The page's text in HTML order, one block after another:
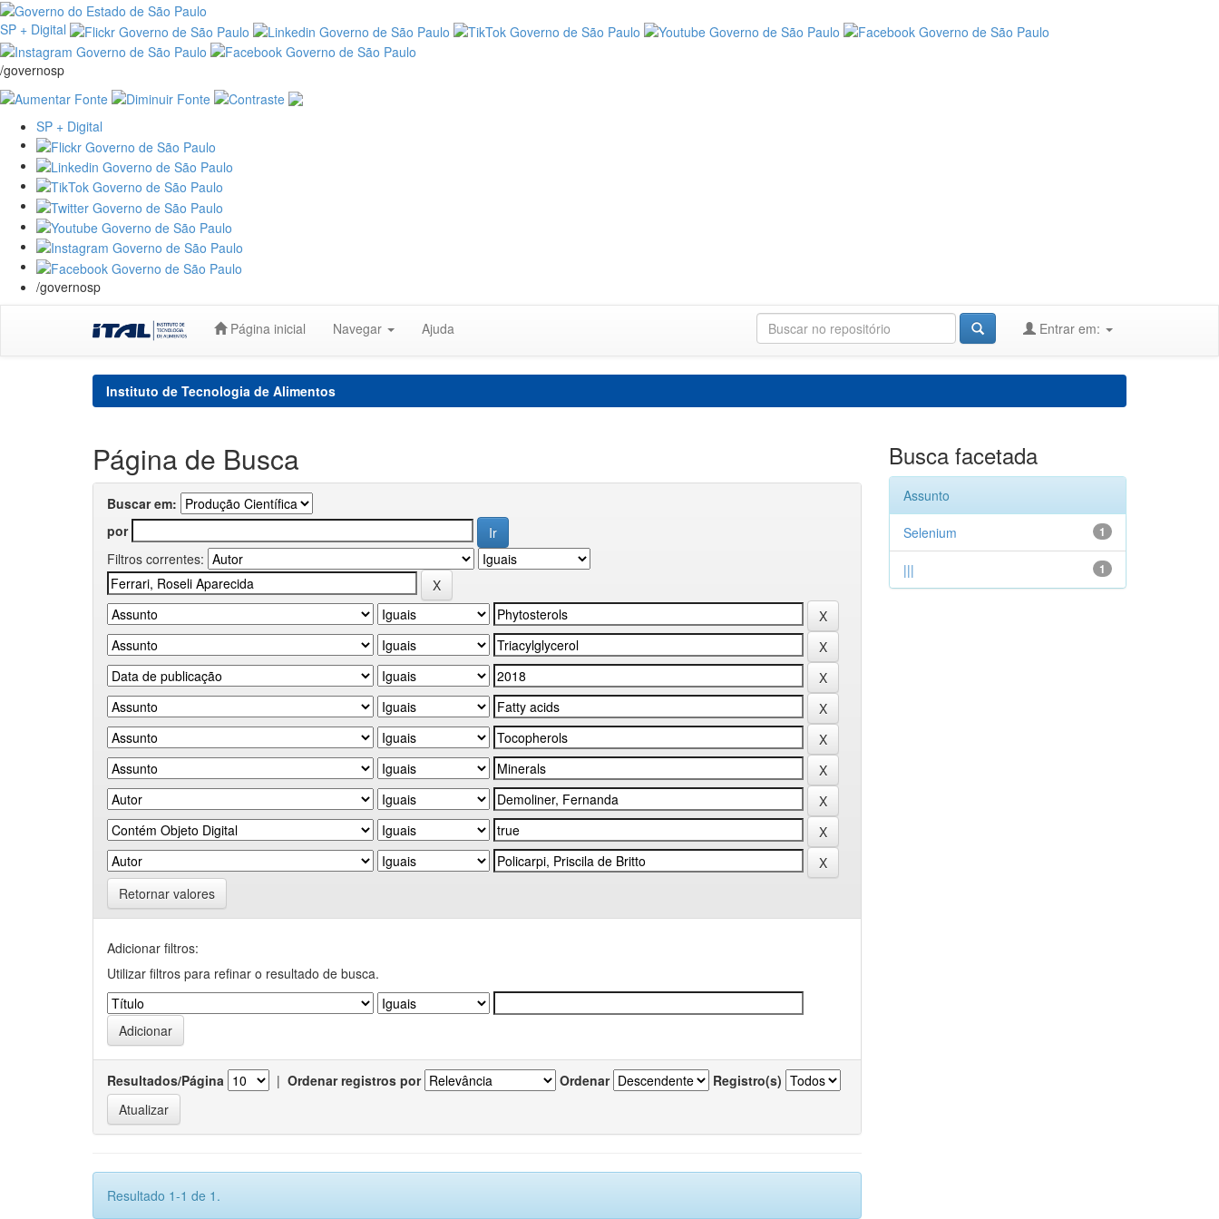
SP + Digital
/governosp
SP + Digital
/governosp
Página inicial Navegar Ajuda Entrar em:
Instituto de Tecnologia de Alimentos
Página de Busca
Buscar em:
por
Filtros correntes:
Retornar valores
Adicionar filtros:
Utilizar filtros para refinar o resultado de busca.
Resultados/Página | Ordenar registros por Ordenar Registro(s)
Resultado 1-1 de 1.
Busca facetada
Assunto
1
Selenium
1
|||